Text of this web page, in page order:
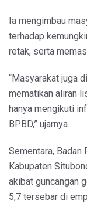
Ia mengimbau
terhadap
retak, serta
“Masyarakat juga
mematikan aliran
hanya mengikuti
BPBD,” ujarnya.
Sementara, Badan
Kabupaten
akibat guncangan
5,7 tersebar di